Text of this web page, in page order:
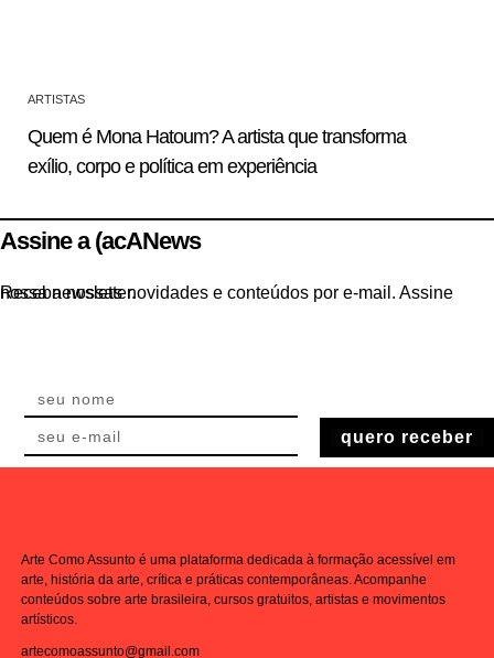
ARTISTAS
Quem é Mona Hatoum? A artista que transforma
exílio, corpo e política em experiência
Assine a (acANews
Receba nossas novidades e conteúdos por e-mail. Assine nossa newsletter.
quero receber
Arte Como Assunto é uma plataforma dedicada à formação acessível em
arte, história da arte, crítica e práticas contemporâneas. Acompanhe
conteúdos sobre arte brasileira, cursos gratuitos, artistas e movimentos
artísticos.
artecomoassunto@gmail.com